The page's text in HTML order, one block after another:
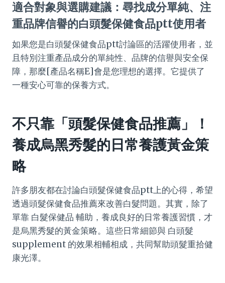
適合對象與選購建議：尋找成分單純、注
重品牌信譽的白頭髮保健食品ptt使用者
如果您是白頭髮保健食品ptt討論區的活躍使用者，並
且特別注重產品成分的單純性、品牌的信譽與安全保
障，那麼[產品名稱E]會是您理想的選擇。它提供了
一種安心可靠的保養方式。
不只靠「頭髮保健食品推薦」！
養成烏黑秀髮的日常養護黃金策
略
許多朋友都在討論白頭髮保健食品ptt上的心得，希望
透過頭髮保健食品推薦來改善白髮問題。其實，除了
單靠 白髮保健品 輔助，養成良好的日常養護習慣，才
是烏黑秀髮的黃金策略。這些日常細節與 白頭髮
supplement 的效果相輔相成，共同幫助頭髮重拾健
康光澤。